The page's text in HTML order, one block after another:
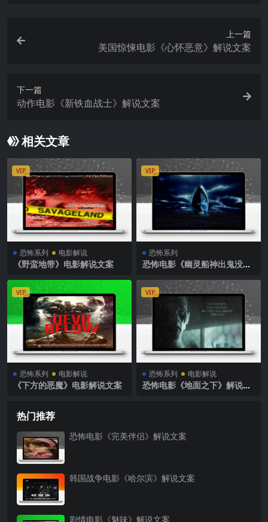
上一篇
美国惊悚电影《心怀恶意》解说文案
下一篇
动作电影《新铁血战士》解说文案
相关文章
VIP
恐怖系列 电影解说
《野蛮地带》电影解说文案
VIP
恐怖系列
恐怖电影《幽灵船神出鬼没》
VIP
恐怖系列 电影解说
《下方的恶魔》电影解说文案
VIP
恐怖系列 电影解说
恐怖电影《地面之下》解说文
热门推荐
恐怖电影《完美伴侣》解说文案
韩国战争电影《哈尔滨》解说文案
剧情电影《魅味》解说文案